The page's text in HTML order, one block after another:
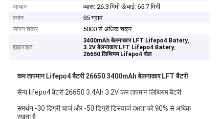
आयाम
व्यास: 26.3 मिमी ऊँचाई: 65.7 मिमी
वजन
85 ग्राम
जीवन चक्र
5000 से अधिक चक्र
हाइलाइट:
3400mAh बेलनाकार LFT Lifepo4 Batery,
3.2V बेलनाकार LFT Lifepo4 Batery,
26650 लिथियम Lifepo4 सेल
कम तापमान Lifepo4 बैटरी 26650 3400mAh बेलनाकार LFT बैटरी
सैन्य lifepo4 बैटरी 26650 3.4Ah 3.2V कम तापमान लिथियम बैटरी
समर्थन -30 डिग्री चार्ज और -50 डिग्री डिस्चार्ज दक्षता को 90% से अधिक
रखता है